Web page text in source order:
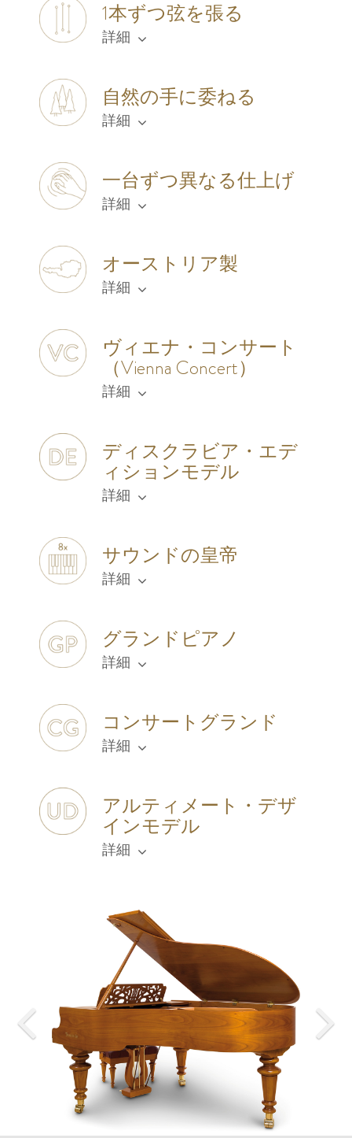
1本ずつ弦を張る
詳細
自然の手に委ねる
詳細
一台ずつ異なる仕上げ
詳細
オーストリア製
詳細
ヴィエナ・コンサート
（Vienna Concert）
詳細
ディスクラビア・エデ
ィションモデル
詳細
サウンドの皇帝
詳細
グランドピアノ
詳細
コンサートグランド
詳細
アルティメート・デザ
インモデル
詳細